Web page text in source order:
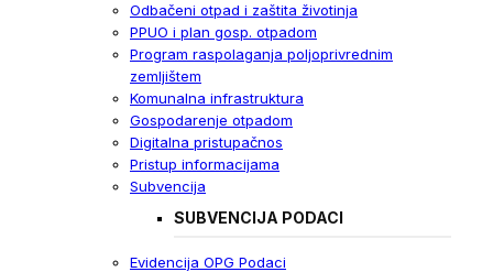
Odbačeni otpad i zaštita životinja
PPUO i plan gosp. otpadom
Program raspolaganja poljoprivrednim
zemljištem
Komunalna infrastruktura
Gospodarenje otpadom
Digitalna pristupačnos
Pristup informacijama
Subvencija
SUBVENCIJA PODACI
Evidencija OPG Podaci